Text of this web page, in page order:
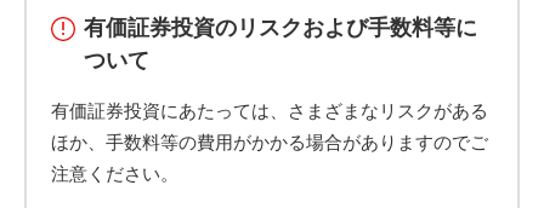
有価証券投資のリスクおよび手数料等に
ついて
有価証券投資にあたっては、さまざまなリスクがある
ほか、手数料等の費用がかかる場合がありますのでご
注意ください。